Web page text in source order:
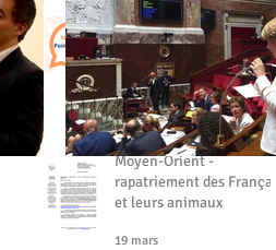
MISSION EFE - POINT
D'ÉTAPE #6
19 mars
Moyen-Orient -
rapatriement des Français
et leurs animaux
19 mars